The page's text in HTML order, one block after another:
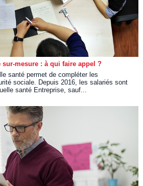
sur-mesure : à qui faire appel ?
santé permet de compléter les
sociale. Depuis 2016, les salariés sont
santé Entreprise, sauf...